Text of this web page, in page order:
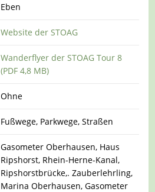
Eben
Website der STOAG
Wanderflyer der STOAG Tour 8
(PDF 4,8 MB)
Ohne
Fußwege, Parkwege, Straßen
Gasometer Oberhausen, Haus
Ripshorst, Rhein-Herne-Kanal,
Ripshorstbrücke,. Zauberlehrling,
Marina Oberhausen, Gasometer